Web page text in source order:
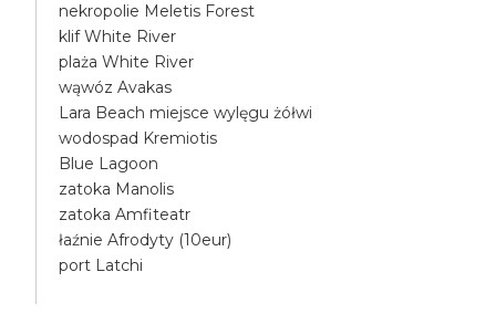
nekropolie Meletis Forest
klif White River
plaża White River
wąwóz Avakas
Lara Beach miejsce wylęgu żółwi
wodospad Kremiotis
Blue Lagoon
zatoka Manolis
zatoka Amfiteatr
łaźnie Afrodyty (10eur)
port Latchi